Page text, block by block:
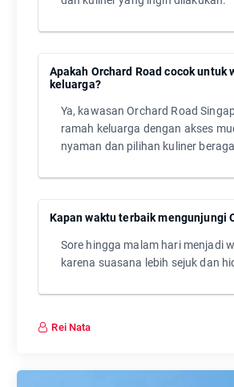
Apakah Orchard Road cocok untuk
keluarga?
Ya, kawasan Orchard Road
ramah keluarga dengan akses
nyaman dan pilihan kuliner
Kapan waktu terbaik mengunjungi
Sore hingga malam hari menjadi
karena suasana lebih sejuk dan
Rei Nata